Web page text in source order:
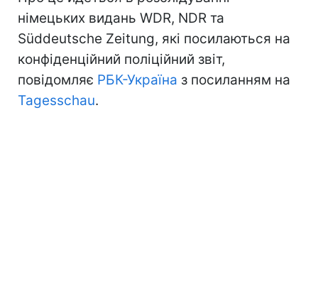
німецьких видань WDR, NDR та
Süddeutsche Zeitung, які посилаються на
конфіденційний поліційний звіт,
повідомляє РБК-Україна з посиланням на
Tagesschau.